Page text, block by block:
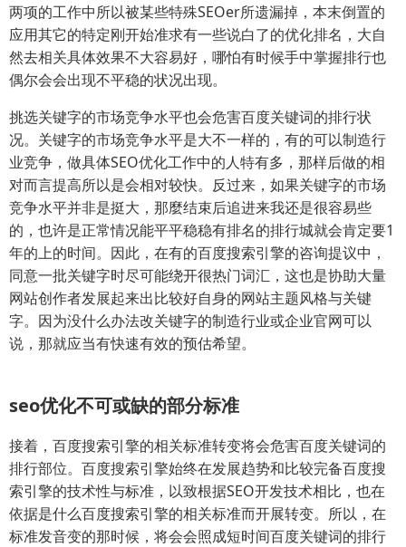
两项的工作中所以被某些特殊SEOer所遗漏掉，本末倒置的
应用其它的特定刚开始准求有一些说白了的优化排名，大自
然去相关具体效果不大容易好，哪怕有时候手中掌握排行也
偶尔会会出现不平稳的状况出现。
挑选关键字的市场竞争水平也会危害百度关键词的排行状
况。关键字的市场竞争水平是大不一样的，有的可以制造行
业竞争，做具体SEO优化工作中的人特有多，那样后做的相
对而言提高所以是会相对较快。反过来，如果关键字的市场
竞争水平并非是挺大，那麼结束后追进来我还是很容易些
的，也许是正常情况能平平稳稳有排名的排行城就会肯定要1
年的上的时间。因此，在有的百度搜索引擎的咨询提议中，
同意一批关键字时尽可能绕开很热门词汇，这也是协助大量
网站创作者发展起来出比较好自身的网站主题风格与关键
字。因为没什么办法改关键字的制造行业或企业官网可以
说，那就应当有快速有效的预估希望。
seo优化不可或缺的部分标准
接着，百度搜索引擎的相关标准转变将会危害百度关键词的
排行部位。百度搜索引擎始终在发展趋势和比较完备百度搜
索引擎的技术性与标准，以致根据SEO开发技术相比，也在
依据是什么百度搜索引擎的相关标准而开展转变。所以，在
标准发音变的那时候，将会会照成短时间百度关键词的排行